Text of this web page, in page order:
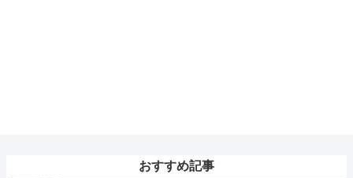
おすすめ記事